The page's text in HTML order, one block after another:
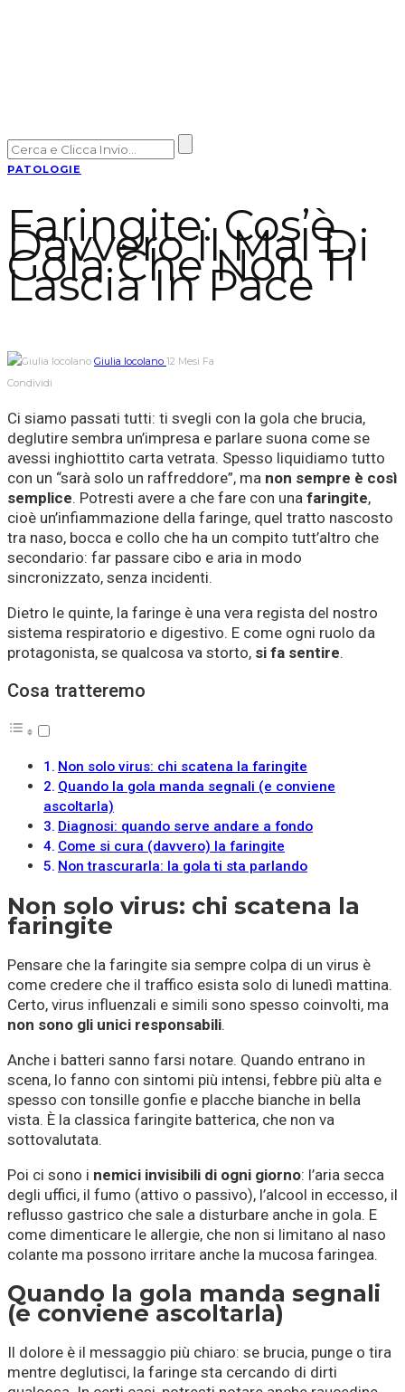
PATOLOGIE
Faringite: Cos’è
Davvero Il Mal Di
Gola Che Non Ti
Lascia In Pace
Giulia Iocolano 12 Mesi Fa
Condividi
Ci siamo passati tutti: ti svegli con la gola che brucia,
deglutire sembra un’impresa e parlare suona come se
avessi inghiottito carta vetrata. Spesso liquidiamo tutto
con un “sarà solo un raffreddore”, ma non sempre è così
semplice. Potresti avere a che fare con una faringite,
cioè un’infiammazione della faringe, quel tratto nascosto
tra naso, bocca e collo che ha un compito tutt’altro che
secondario: far passare cibo e aria in modo
sincronizzato, senza incidenti.
Dietro le quinte, la faringe è una vera regista del nostro
sistema respiratorio e digestivo. E come ogni ruolo da
protagonista, se qualcosa va storto, si fa sentire.
Cosa tratteremo
Non solo virus: chi scatena la faringite
Quando la gola manda segnali (e conviene
ascoltarla)
Diagnosi: quando serve andare a fondo
Come si cura (davvero) la faringite
Non trascurarla: la gola ti sta parlando
Non solo virus: chi scatena la
faringite
Pensare che la faringite sia sempre colpa di un virus è
come credere che il traffico esista solo di lunedì mattina.
Certo, virus influenzali e simili sono spesso coinvolti, ma
non sono gli unici responsabili.
Anche i batteri sanno farsi notare. Quando entrano in
scena, lo fanno con sintomi più intensi, febbre più alta e
spesso con tonsille gonfie e placche bianche in bella
vista. È la classica faringite batterica, che non va
sottovalutata.
Poi ci sono i nemici invisibili di ogni giorno: l’aria secca
degli uffici, il fumo (attivo o passivo), l’alcool in eccesso, il
reflusso gastrico che sale a disturbare anche in gola. E
come dimenticare le allergie, che non si limitano al naso
colante ma possono irritare anche la mucosa faringea.
Quando la gola manda segnali
(e conviene ascoltarla)
Il dolore è il messaggio più chiaro: se brucia, punge o tira
mentre deglutisci, la faringe sta cercando di dirti